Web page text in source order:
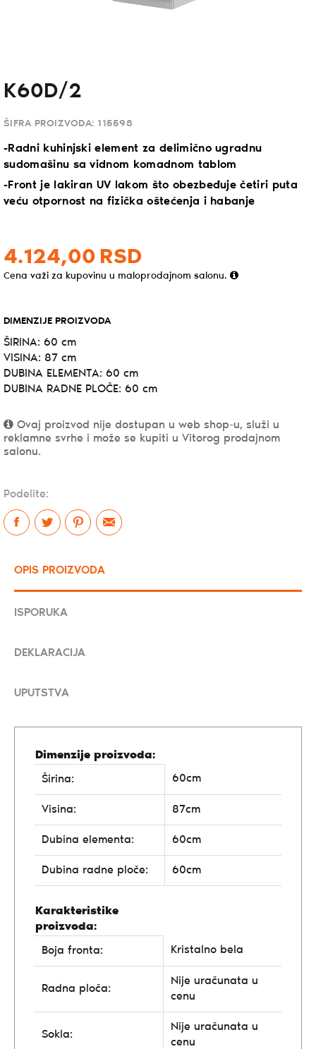
K60D/2
ŠIFRA PROIZVODA: 115598
-Radni kuhinjski element za delimično ugradnu
sudomašinu sa vidnom komadnom tablom
-Front je lakiran UV lakom što obezbeđuje četiri puta
veću otpornost na fizička oštećenja i habanje
4.124,00 RSD
Cena važi za kupovinu u maloprodajnom salonu.
DIMENZIJE PROIZVODA
ŠIRINA: 60 cm
VISINA: 87 cm
DUBINA ELEMENTA: 60 cm
DUBINA RADNE PLOČE: 60 cm
Ovaj proizvod nije dostupan u web shop-u, služi u
reklamne svrhe i može se kupiti u Vitorog prodajnom
salonu.
Podelite:
OPIS PROIZVODA
ISPORUKA
DEKLARACIJA
UPUTSTVA
Dimenzije proizvoda:
Širina:
60cm
Visina: 87cm
Dubina elementa: 60cm
Dubina radne ploče: 60cm
Karakteristike
proizvoda:
Boja fronta:
Kristalno bela
Radna ploča:
Nije uračunata u
cenu
Sokla:
Nije uračunata u
cenu